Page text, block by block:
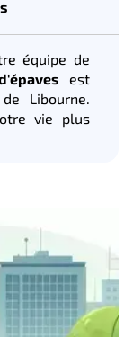
équipe de
est
Libourne.
vie plus